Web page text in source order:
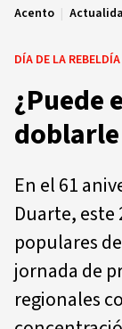
Acento |
DÍA DE LA REBELDÍA
¿Puede
En el 61
Duarte,
populares
jornada de
regionales